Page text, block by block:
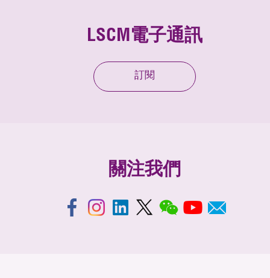
LSCM電子通訊
訂閱
關注我們